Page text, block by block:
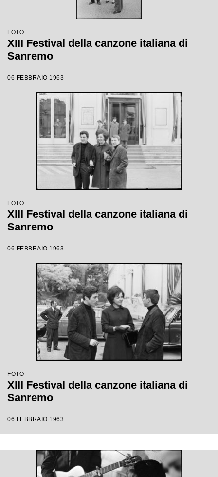
FOTO
XIII Festival della canzone italiana di
Sanremo
06 FEBBRAIO 1963
FOTO
XIII Festival della canzone italiana di
Sanremo
06 FEBBRAIO 1963
FOTO
XIII Festival della canzone italiana di
Sanremo
06 FEBBRAIO 1963